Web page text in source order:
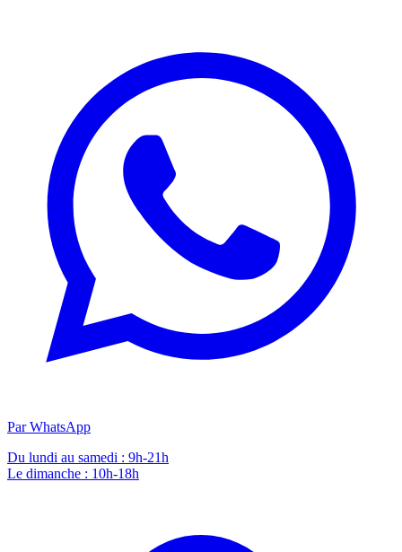
Par WhatsApp
Du lundi au samedi : 9h-21h
Le dimanche : 10h-18h